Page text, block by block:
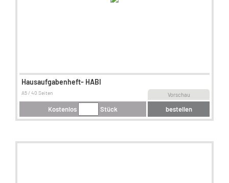
Hausaufgabenheft- HABI
Vorschau
A5 / 40 Seiten
Kostenlos Stück bestellen